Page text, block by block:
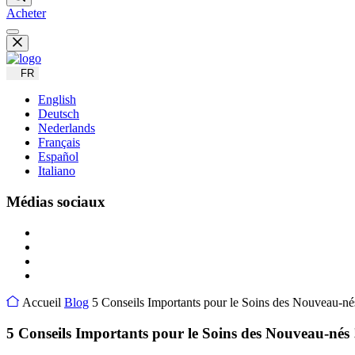
Acheter
FR
English
Deutsch
Nederlands
Français
Español
Italiano
Médias sociaux
Accueil Blog 5 Conseils Importants pour le Soins des Nouveau-
5 Conseils Importants pour le Soins des Nouveau-nés